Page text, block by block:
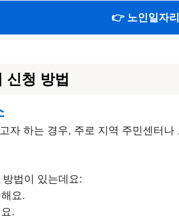
👉 노인일자
신청 방법
자 하는 경우, 주로 지역 주민센터
법이 있는데요:
요.
.